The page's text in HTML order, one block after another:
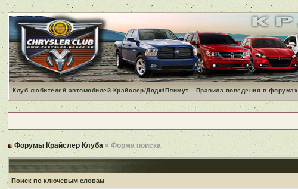
Клуб любителей автомобилей Крайслер/Додж/Плимут Правила поведения в форумах
Форумы Крайслер Клуба » Форма поиска
Поиск по ключевым словам